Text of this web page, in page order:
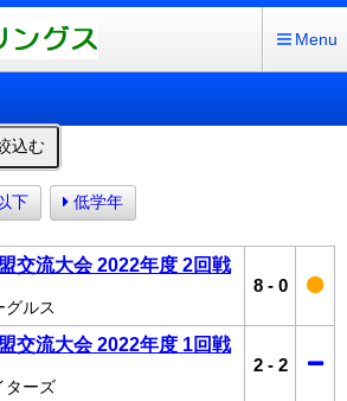
Menu
込む
下 低学年
交流大会 2022年度 2回戦
グルス
8- 0
交流大会 2022年度 1回戦
ターズ
2- 2